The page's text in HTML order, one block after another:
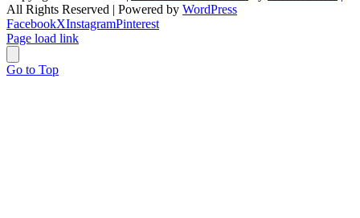
All Rights Reserved | Powered by WordPress
FacebookXInstagramPinterest
Page load link
Go to Top